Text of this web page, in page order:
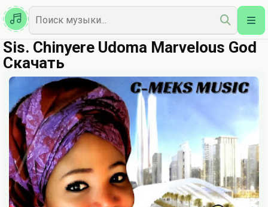
Казахская
Наш Топ
Sis. Chinyere Udoma Marvelous God
Скачать